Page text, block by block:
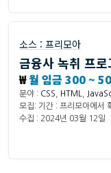
소스 : 프리모아
금융사 녹취 프
₩월 임금 300 ~
분야 : CSS HTML
모집: 기간 : 프리모아에서
수집 : 2024년 03월 12일